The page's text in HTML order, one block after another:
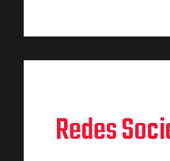
Redes